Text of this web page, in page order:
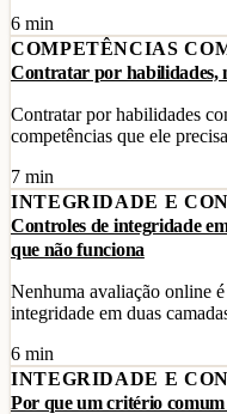
6 min
COMPETÊNCIAS
Contratar por habilidades,
Contratar por habilidades
competências que ele
7 min
INTEGRIDADE E
Controles de integridade
que não funciona
Nenhuma avaliação online
integridade em duas
6 min
INTEGRIDADE E
Por que um critério comum